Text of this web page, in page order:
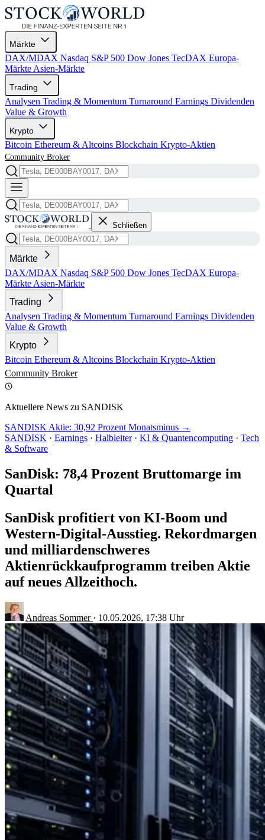
Märkte
DAX/MDAX Nasdaq S&P 500 Dow Jones TecDAX Europa-
Märkte Asien-Märkte
Trading
Analysen Trading & Momentum Turnaround Earnings Dividenden
Value & Growth
Krypto
Bitcoin Ethereum & Altcoins Blockchain Krypto-Aktien
Community Broker
Schließen
Märkte
DAX/MDAX Nasdaq S&P 500 Dow Jones TecDAX Europa-
Märkte Asien-Märkte
Trading
Analysen Trading & Momentum Turnaround Earnings Dividenden
Value & Growth
Krypto
Bitcoin Ethereum & Altcoins Blockchain Krypto-Aktien
Community Broker
Aktuellere News zu SANDISK
SANDISK Aktie: 30,92 Prozent Monatsminus →
SANDISK · Earnings · Halbleiter · KI & Quantencomputing · Tech
& Software
SanDisk: 78,4 Prozent Bruttomarge im
Quartal
SanDisk profitiert von KI-Boom und
Western-Digital-Ausstieg. Rekordmargen
und milliardenschweres
Aktienrückkaufprogramm treiben Aktie
auf neues Allzeithoch.
Andreas Sommer · 10.05.2026, 17:38 Uhr